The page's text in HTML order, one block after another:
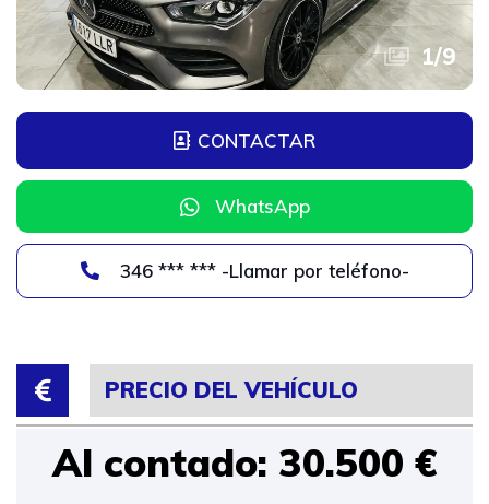
1/9
CONTACTAR
WhatsApp
346 *** *** -Llamar por teléfono-
PRECIO DEL VEHÍCULO
Al contado: 30.500 €